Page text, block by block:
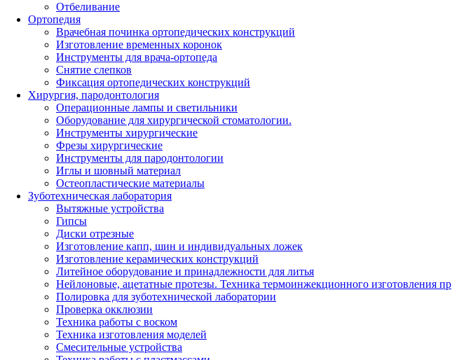
Отбеливание
Ортопедия
Врачебная починка ортопедических конструкций
Изготовление временных коронок
Инструменты для врача-ортопеда
Снятие слепков
Фиксация ортопедических конструкций
Хирургия, пародонтология
Операционные лампы и светильники
Оборудование для хирургической стоматологии.
Инструменты хирургические
Фрезы хирургические
Инструменты для пародонтологии
Иглы и шовный материал
Остеопластические материалы
Зуботехническая лаборатория
Вытяжные устройства
Гипсы
Диски отрезные
Изготовление капп, шин и индивидуальных ложек
Изготовление керамических конструкций
Литейное оборудование и принадлежности для литья
Нейлоновые, ацетатные протезы. Техника термоинжекционного изготовления пр
Полировка для зуботехнической лаборатории
Проверка окклюзии
Техника работы с воском
Техника изготовления моделей
Смесительные устройства